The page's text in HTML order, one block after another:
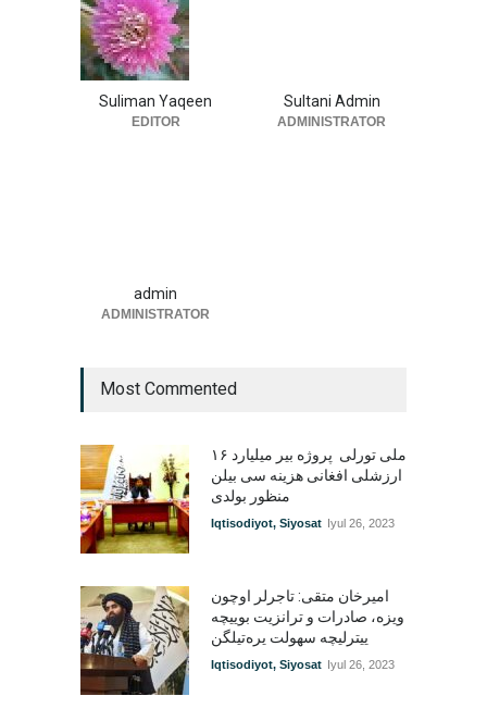
Suliman Yaqeen
EDITOR
Sultani Admin
ADMINISTRATOR
admin
ADMINISTRATOR
Most Commented
۱۶ ملی تورلی پروژه بیر میلیارد
ارزشلی افغانی هزینه سی بیلن
منظور بولدی
Iqtisodiyot, Siyosat Iyul 26, 2023
امیرخان متقی: تاجرلر اوچون
ویزه، صادرات و ترانزیت بوییچه
ییترلیچه سهولت یره‌تیلگن
Iqtisodiyot, Siyosat Iyul 26, 2023